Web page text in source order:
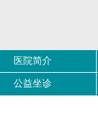
医院简介
公益坐诊